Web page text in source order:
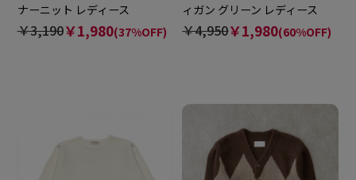
ナーニット レディース
￥3,190￥1,980(37%OFF)
ィガン グリーン レディース
￥4,950￥1,980(60%OFF)